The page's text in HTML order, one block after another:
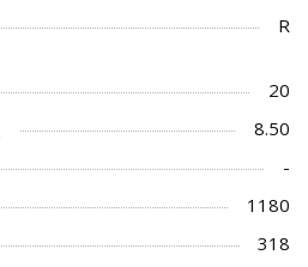
R
20
8.50
-
1180
318